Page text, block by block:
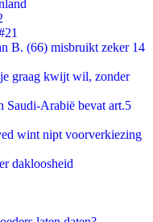
B. (66) misbruikt zeker 14
graag kwijt wil, zonder
Saudi-Arabië bevat art.5
wint nipt voorverkiezing
dakloosheid